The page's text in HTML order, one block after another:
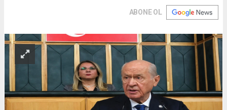
ABONE OL